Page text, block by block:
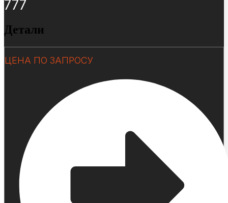
777
Детали
ЦЕНА ПО ЗАПРОСУ